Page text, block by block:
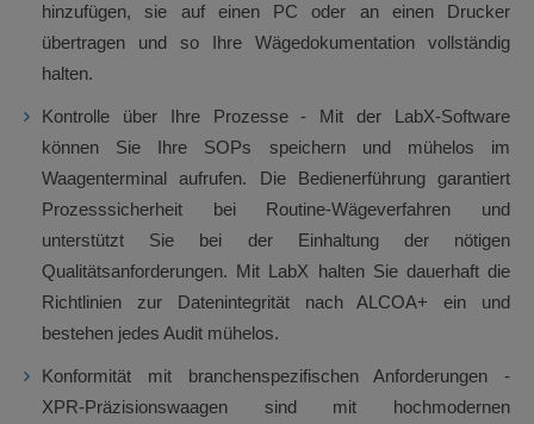
hinzufügen, sie auf einen PC oder an einen Drucker
übertragen und so Ihre Wägedokumentation vollständig
halten.
Kontrolle über Ihre Prozesse - Mit der LabX-Software
können Sie Ihre SOPs speichern und mühelos im
Waagenterminal aufrufen. Die Bedienerführung garantiert
Prozesssicherheit bei Routine-Wägeverfahren und
unterstützt Sie bei der Einhaltung der nötigen
Qualitätsanforderungen. Mit LabX halten Sie dauerhaft die
Richtlinien zur Datenintegrität nach ALCOA+ ein und
bestehen jedes Audit mühelos.
Konformität mit branchenspezifischen Anforderungen -
XPR-Präzisionswaagen sind mit hochmodernen